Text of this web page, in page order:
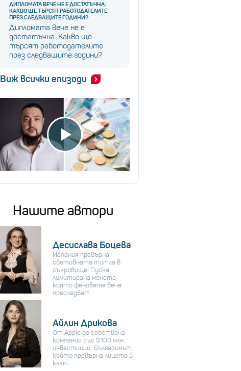
ДИПЛОМАТА ВЕЧЕ НЕ Е ДОСТАТЪЧНА:
КАКВО ЩЕ ТЪРСЯТ РАБОТОДАТЕЛИТЕ
ПРЕЗ СЛЕДВАЩИТЕ ГОДИНИ?
Дипломата вече не е
достатъчна: Какво ще
търсят работодателите
през следващите години?
Виж всички епизоди
Нашите автори
Десислава Боцева
Испания превърна
световната титла в
съкровище! Пуска
лимитирана монета,
която феновете вече
преследват
Айлин Дрикова
От Apple до собствена
компания със $100 млн.
инвестиции: Българинът,
който превърна лицето в
ключ